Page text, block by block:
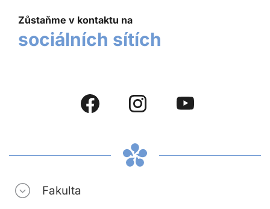
Zůstaňme v kontaktu na
sociálních sítích
Fakulta